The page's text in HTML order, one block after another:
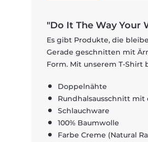
"Do It The Way Your
Es gibt Produkte, die
Gerade geschnitten mit
Form. Mit unserem T-Shirt
Doppelnähte
Rundhalsausschnitt
Schlauchware
100% Baumwolle
Farbe Creme (Natural